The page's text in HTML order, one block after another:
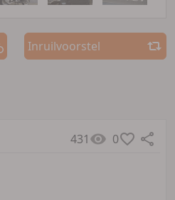
Inruilvoorstel
431
0